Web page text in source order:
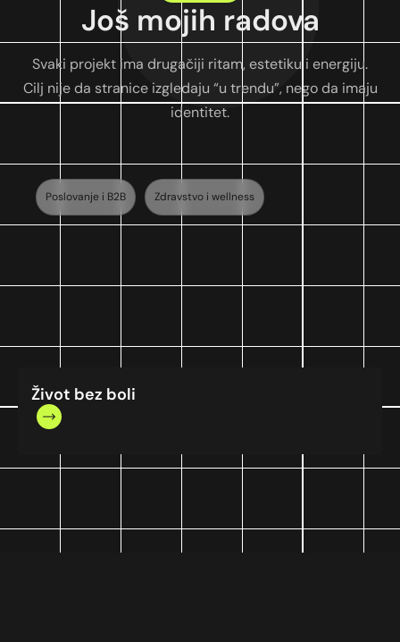
Još mojih radova
Svaki projekt ima drugačiji ritam, estetiku i energiju.
Cilj nije da stranice izgledaju “u trendu”, nego da imaju
identitet.
Poslovanje i B2B Zdravstvo i wellness
Život bez boli